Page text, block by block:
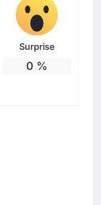
Surprise
0 %